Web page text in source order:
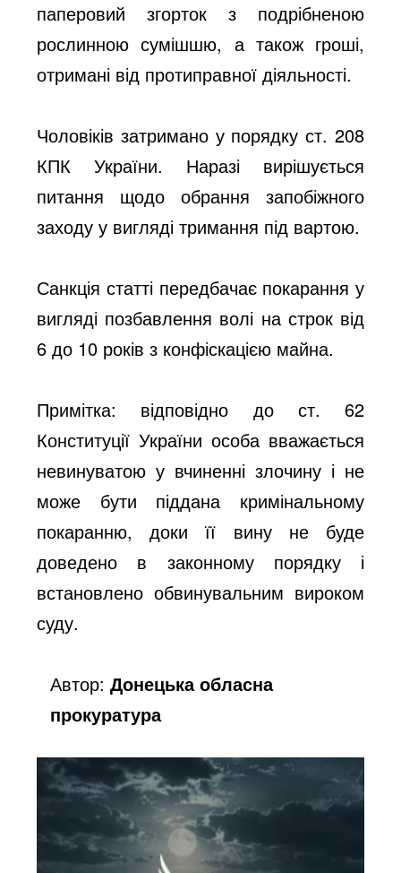
паперовий згорток з подрібненою
рослинною сумішшю, а також гроші,
отримані від протиправної діяльності.
Чоловіків затримано у порядку ст. 208
КПК України. Наразі вирішується
питання щодо обрання запобіжного
заходу у вигляді тримання під вартою.
Санкція статті передбачає покарання у
вигляді позбавлення волі на строк від
6 до 10 років з конфіскацією майна.
Примітка: відповідно до ст. 62
Конституції України особа вважається
невинуватою у вчиненні злочину і не
може бути піддана кримінальному
покаранню, доки її вину не буде
доведено в законному порядку і
встановлено обвинувальним вироком
суду.
Автор:Донецька обласна
прокуратура